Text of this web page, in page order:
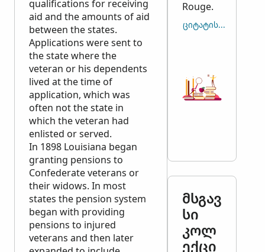
qualifications for receiving
aid and the amounts of aid
between the states.
Applications were sent to
the state where the
veteran or his dependents
lived at the time of
application, which was
often not the state in
which the veteran had
enlisted or served.
In 1898 Louisiana began
granting pensions to
Confederate veterans or
their widows. In most
states the pension system
began with providing
pensions to injured
veterans and then later
Rouge.
ᲪᲘᲢᲐᲢᲘᲡ
მსგავ
სი
კოლ
ექცი